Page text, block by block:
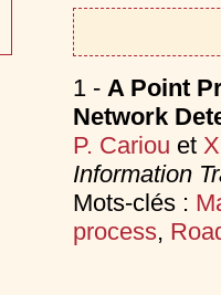
1 - A Point
Network
P. Cariou et
Information
Mots-clés :
process,